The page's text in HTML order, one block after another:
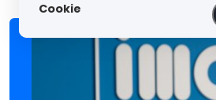
Cookie